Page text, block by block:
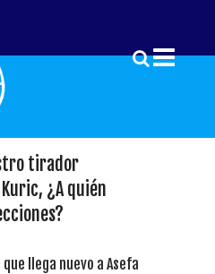
tirador
¿A quién
llega nuevo a Asefa